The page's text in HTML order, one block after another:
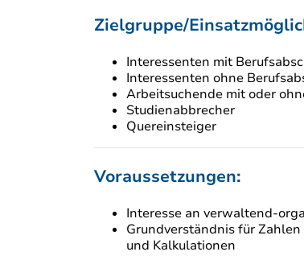
Zielgruppe/
Interessenten mit
Interessenten ohne
Arbeitsuchende mit oder
Studienabbrecher
Quereinsteiger
Voraussetzungen:
Interesse an verwaltend-
Grundverständnis für
und Kalkulationen